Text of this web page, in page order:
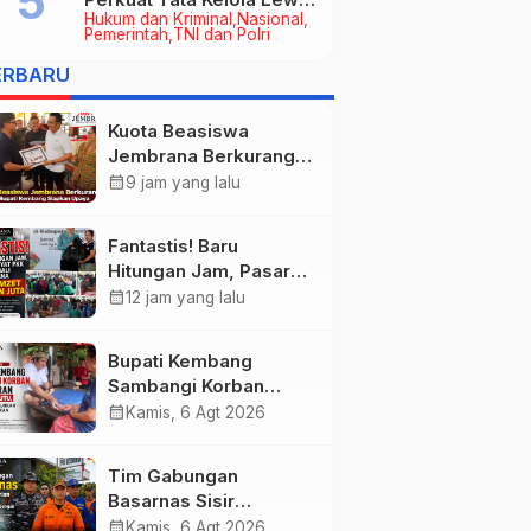
Hukum dan Kriminal
Nasional
Pemerintah TNI dan Polri
Kerja Sama Hukum Datun
Kuota Beasiswa
Jembrana Berkurang,
Bupati Kembang
II
calendar_month9 jam yang lalu
Fantastis! Baru
Hitungan Jam, Pasar
Rakyat PKK Provinsi
calendar_month12 jam yang lalu
Bupati Kembang
Sambangi Korban
Kebakaran di
Ringankan Beban
Warga
calendar_month Kamis, 6 Agt 2026
Tim Gabungan
Basarnas Sisir
Pencarian Nelayan
calendar_month